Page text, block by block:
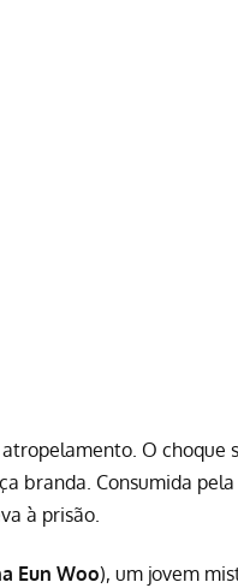
O choque
branda. Consumida
à prisão.
Eun Woo), um jovem